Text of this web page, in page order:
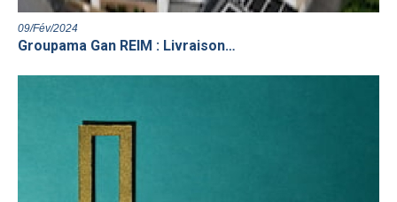
09/Fév/2024
Groupama Gan REIM : Livraison…